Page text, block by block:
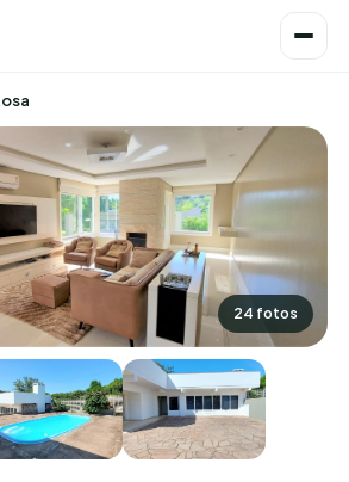
24 fotos